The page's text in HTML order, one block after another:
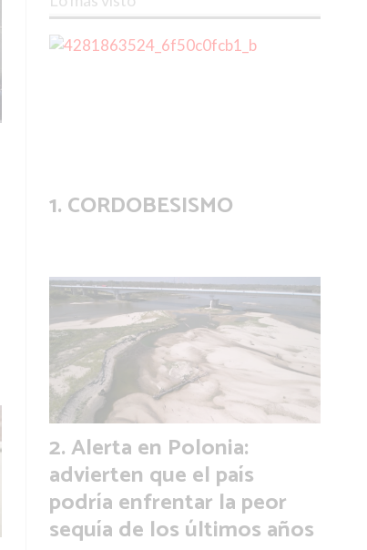
CORDOBESISMO
Alerta en Polonia:
advierten que el país
podría enfrentar la peor
sequía de los últimos años